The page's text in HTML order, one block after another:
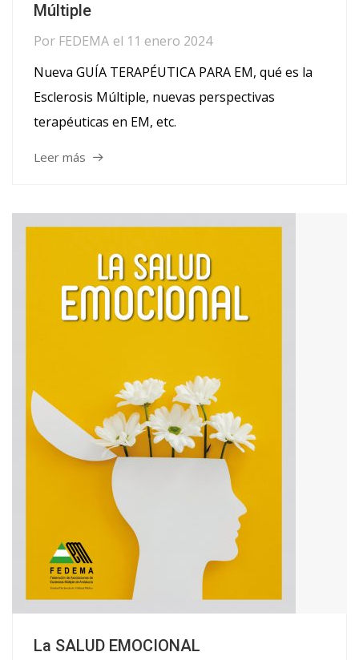
Múltiple
Por FEDEMA el 11 enero 2024
Nueva GUÍA TERAPÉUTICA PARA EM, qué es la
Esclerosis Múltiple, nuevas perspectivas
terapéuticas en EM, etc.
Leer más
La SALUD EMOCIONAL